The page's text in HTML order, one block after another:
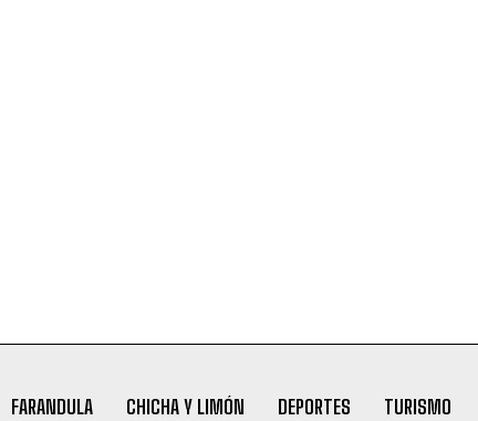
FARANDULA CHICHA Y LIMÓN DEPORTES TURISMO